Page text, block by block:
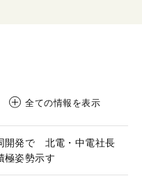
全ての情報を表示
開発で 北電・中電社長
姿勢示す